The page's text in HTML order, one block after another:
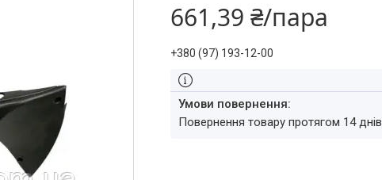
661,39 ₴/пара
+380 (97) 193-12-00
повернення товару протягом 14 днів